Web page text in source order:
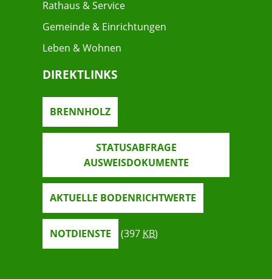
Rathaus & Service
Gemeinde & Einrichtungen
Leben & Wohnen
DIREKTLINKS
BRENNHOLZ
STATUSABFRAGE
AUSWEISDOKUMENTE
AKTUELLE BODENRICHTWERTE
NOTDIENSTE (397 KB)